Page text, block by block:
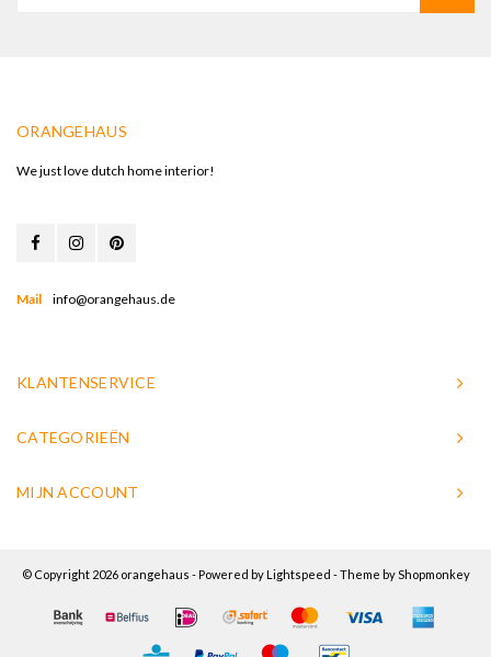
ORANGEHAUS
We just love dutch home interior!
Mail info@orangehaus.de
KLANTENSERVICE
CATEGORIEËN
MIJN ACCOUNT
© Copyright 2026 orangehaus - Powered by Lightspeed - Theme byShopmonkey